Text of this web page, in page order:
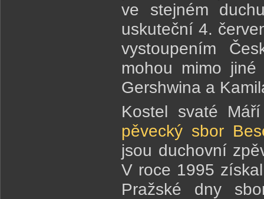
ve stejném
uskuteční 4.
vystoupením
mohou mimo
Gershwina a
Kostel svaté
pěvecký sbor
jsou duchovní
V roce 1995
Pražské dny